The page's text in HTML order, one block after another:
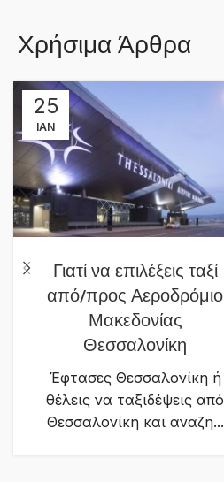
Χρήσιμα Άρθρα
25
ΙΑΝ
Γιατί να επιλέξεις ταξί
από/προς Αεροδρόμιο
Μακεδονίας
Θεσσαλονίκη
Έφτασες Θεσσαλονίκη ή
θέλεις να ταξιδέψεις από
Θεσσαλονίκη και αναζη...